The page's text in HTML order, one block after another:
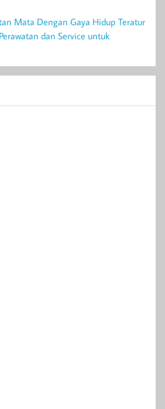
Mata Dengan Gaya Hidup Teratur
dan Service untuk